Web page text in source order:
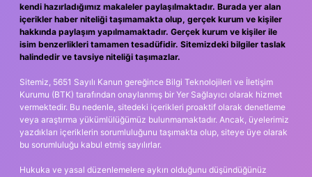
kendi hazırladığımız makaleler paylaşılmaktadır. Burada yer alan
içerikler haber niteliği taşımamakta olup, gerçek kurum ve kişiler
hakkında paylaşım yapılmamaktadır. Gerçek kurum ve kişiler ile
isim benzerlikleri tamamen tesadüfidir. Sitemizdeki bilgiler taslak
halindedir ve tavsiye niteliği taşımazlar.
Sitemiz, 5651 Sayılı Kanun gereğince Bilgi Teknolojileri ve İletişim
Kurumu (BTK) tarafından onaylanmış bir Yer Sağlayıcı olarak hizmet
vermektedir. Bu nedenle, sitedeki içerikleri proaktif olarak denetleme
veya araştırma yükümlülüğümüz bulunmamaktadır. Ancak, üyelerimiz
yazdıkları içeriklerin sorumluluğunu taşımakta olup, siteye üye olarak
bu sorumluluğu kabul etmiş sayılırlar.
Hukuka ve yasal düzenlemelere aykırı olduğunu düşündüğünüz